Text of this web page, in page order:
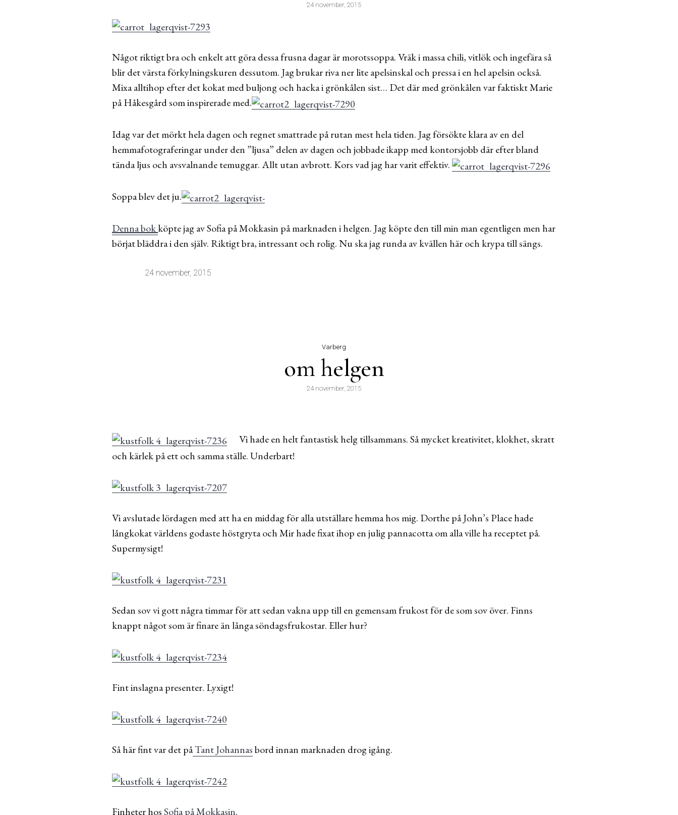
24 november, 2015
Något riktigt bra och enkelt att göra dessa frusna dagar är morotssoppa. Vräk i massa chili, vitlök och ingefära så
blir det värsta förkylningskuren dessutom. Jag brukar riva ner lite apelsinskal och pressa i en hel apelsin också.
Mixa alltihop efter det kokat med buljong och hacka i grönkålen sist… Det där med grönkålen var faktiskt Marie
på Håkesgård som inspirerade med.
Idag var det mörkt hela dagen och regnet smattrade på rutan mest hela tiden. Jag försökte klara av en del
hemmafotograferingar under den ”ljusa” delen av dagen och jobbade ikapp med kontorsjobb där efter bland
tända ljus och avsvalnande temuggar. Allt utan avbrott. Kors vad jag har varit effektiv.
Soppa blev det ju.
Denna bokköpte jag av Sofia på Mokkasin på marknaden i helgen. Jag köpte den till min man egentligen men har
börjat bläddra i den själv. Riktigt bra, intressant och rolig. Nu ska jag runda av kvällen här och krypa till sängs.
24 november, 2015
Varberg
om helgen
24 november, 2015
Vi hade en helt fantastisk helg tillsammans. Så mycket kreativitet, klokhet, skratt
och kärlek på ett och samma ställe. Underbart!
Vi avslutade lördagen med att ha en middag för alla utställare hemma hos mig. Dorthe på John’s Place hade
långkokat världens godaste höstgryta och Mir hade fixat ihop en julig pannacotta om alla ville ha receptet på.
Supermysigt!
Sedan sov vi gott några timmar för att sedan vakna upp till en gemensam frukost för de som sov över. Finns
knappt något som är finare än långa söndagsfrukostar. Eller hur?
Fint inslagna presenter. Lyxigt!
Så här fint var det påTant Johannasbord innan marknaden drog igång.
Finheter hosSofia på Mokkasin.